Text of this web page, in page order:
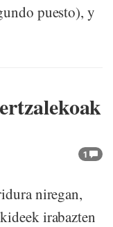
puesto), y
1
niregan,
irabazten